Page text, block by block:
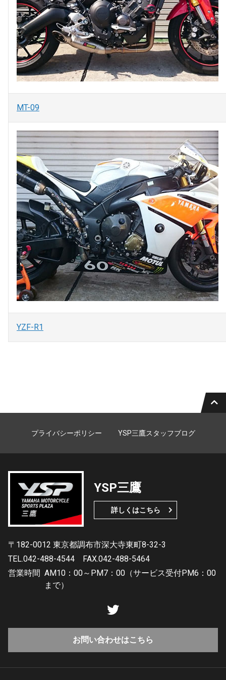
MT-09
YZF-R1
プライバシーポリシー YSP三鷹スタッフブログ
YSP三鷹
詳しくはこちら
〒182-0012 東京都調布市深大寺東町8-32-3
TEL.042-488-4544
FAX.042-488-5464
営業時間 AM10：00～PM7：00（サービス受付PM6：00
まで）
お問い合わせはこちら